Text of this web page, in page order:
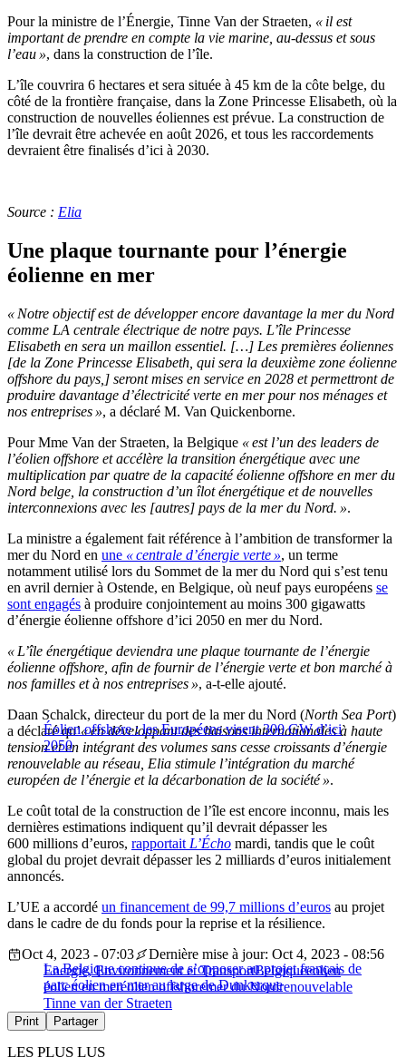
Pour la ministre de l’Énergie, Tinne Van der Straeten, « il est
important de prendre en compte la vie marine, au-dessus et sous
l’eau », dans la construction de l’île.
L’île couvrira 6 hectares et sera située à 45 km de la côte belge, du
côté de la frontière française, dans la Zone Princesse Elisabeth, où la
construction de nouvelles éoliennes est prévue. La construction de
l’île devrait être achevée en août 2026, et tous les raccordements
devraient être finalisés d’ici à 2030.
Source : Elia
Une plaque tournante pour l’énergie
éolienne en mer
« Notre objectif est de développer encore davantage la mer du Nord
comme LA centrale électrique de notre pays. L’île Princesse
Elisabeth en sera un maillon essentiel. […] Les premières éoliennes
[de la Zone Princesse Elisabeth, qui sera la deuxième zone éolienne
offshore du pays,] seront mises en service en 2028 et permettront de
produire davantage d’électricité verte en mer pour nos ménages et
nos entreprises », a déclaré M. Van Quickenborne.
Pour Mme Van der Straeten, la Belgique « est l’un des leaders de
l’éolien offshore et accélère la transition énergétique avec une
multiplication par quatre de la capacité éolienne offshore en mer du
Nord belge, la construction d’un îlot énergétique et de nouvelles
interconnexions avec les [autres] pays de la mer du Nord. ».
La ministre a également fait référence à l’ambition de transformer la
mer du Nord en une « centrale d’énergie verte », un terme
notamment utilisé lors du Sommet de la mer du Nord qui s’est tenu
en avril dernier à Ostende, en Belgique, où neuf pays européens se
sont engagés à produire conjointement au moins 300 gigawatts
d’énergie éolienne offshore d’ici 2050 en mer du Nord.
« L’île énergétique deviendra une plaque tournante de l’énergie
éolienne offshore, afin de fournir de l’énergie verte et bon marché à
nos familles et à nos entreprises », a-t-elle ajouté.
Éolien offshore : les Européens visent 300 GW d’ici
2050
Daan Schalck, directeur du port de la mer du Nord (North Sea Port)
a déclaré qu’« en développant des liaisons internationales à haute
tension et en intégrant des volumes sans cesse croissants d’énergie
renouvelable au réseau, Elia stimule l’intégration du marché
européen de l’énergie et la décarbonation de la société ».
Le coût total de la construction de l’île est encore inconnu, mais les
dernières estimations indiquent qu’il devrait dépasser les
600 millions d’euros, rapportait L’Écho mardi, tandis que le coût
global du projet devrait dépasser les 2 milliards d’euros initialement
annoncés.
L’UE a accordé un financement de 99,7 millions d’euros au projet
dans le cadre de du fonds pour la reprise et la résilience.
La Belgique continue de s’opposer au projet français de
parc éolien en mer au large de Dunkerque
Oct 4, 2023 - 07:03
Dernière mise à jour: Oct 4, 2023 - 08:56
Energie, Environnement et TransportBelgiqueeolien
éolien en meréolien offshoremer du Nordrenouvelable
Tinne van der Straeten
Print Partager
LES PLUS LUS